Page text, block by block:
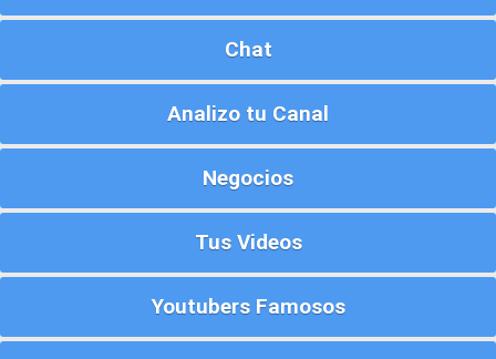
Chat
Analizo tu Canal
Negocios
Tus Videos
Youtubers Famosos